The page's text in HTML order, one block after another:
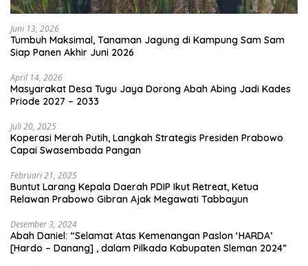
Juni 13, 2026
Tumbuh Maksimal, Tanaman Jagung di Kampung Sam Sam
Siap Panen Akhir Juni 2026
April 14, 2026
Masyarakat Desa Tugu Jaya Dorong Abah Abing Jadi Kades
Priode 2027 – 2033
Juli 20, 2025
Koperasi Merah Putih, Langkah Strategis Presiden Prabowo
Capai Swasembada Pangan
Februari 21, 2025
Buntut Larang Kepala Daerah PDIP Ikut Retreat, Ketua
Relawan Prabowo Gibran Ajak Megawati Tabbayun
Desember 3, 2024
Abah Daniel: “Selamat Atas Kemenangan Paslon ‘HARDA’
[Hardo – Danang] , dalam Pilkada Kabupaten Sleman 2024”